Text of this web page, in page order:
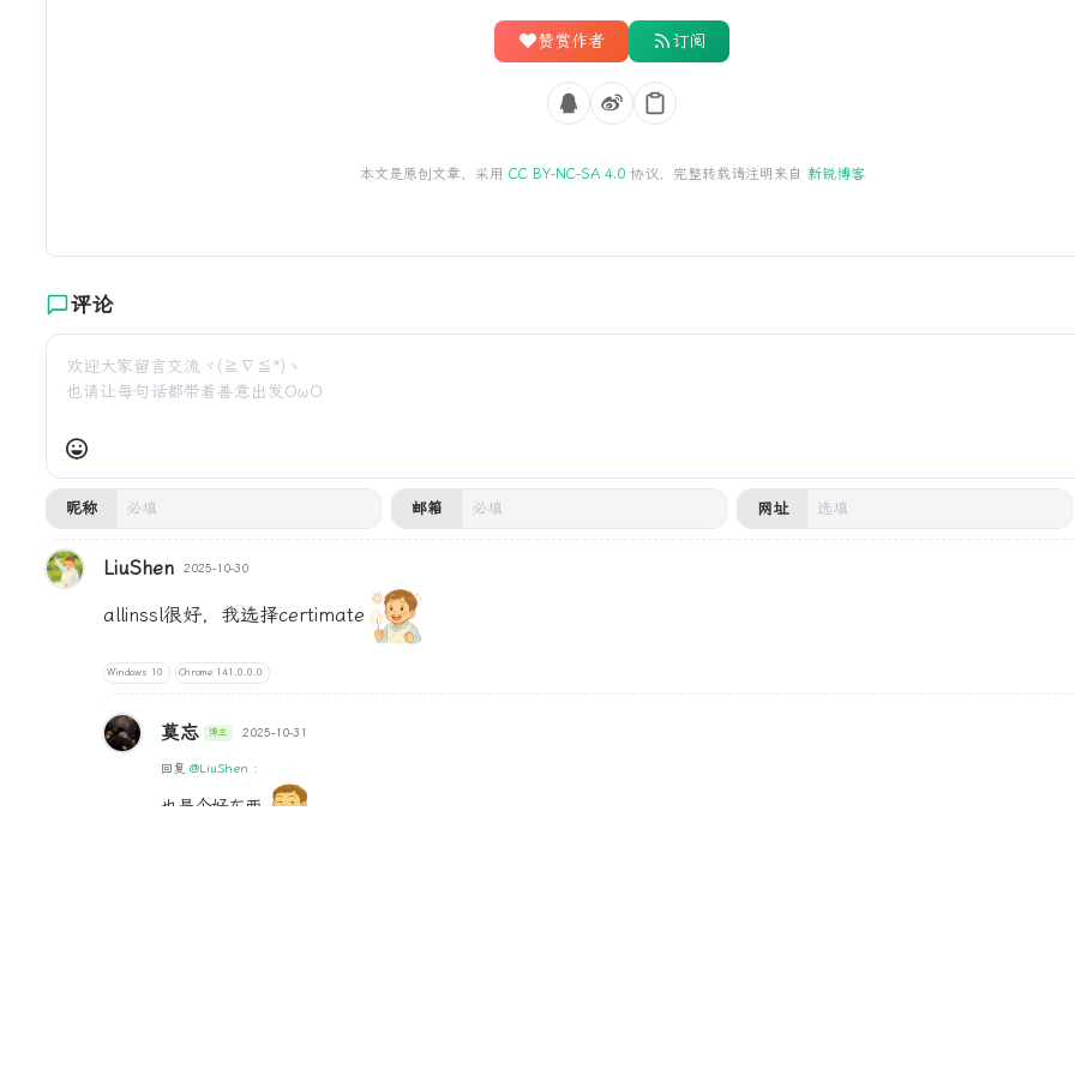
赞赏作者 订阅
本文是原创文章，采用 CC BY-NC-SA 4.0协议，完整转载请注明来自 新锐博客
评论
昵称 邮箱 网址
LiuShen 2025-10-30
allinssl很好，我选择certimate
Windows 10 Chrome 141.0.0.0
莫忘 博主 2025-10-31
回复 @LiuShen :
也是个好东西